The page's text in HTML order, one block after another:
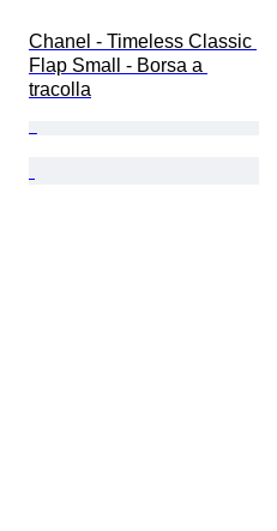
Chanel - Timeless Classic
Flap Small - Borsa a
tracolla